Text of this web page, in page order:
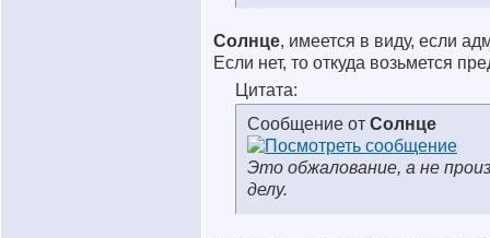
Солнце, имеется в виду, если
Если нет, то откуда возьмется
Цитата:
Сообщение от Солнце
Это обжалование, а не
делу.